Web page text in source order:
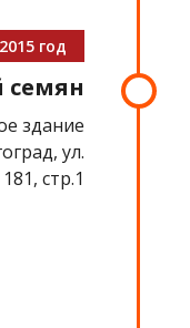
2015 год
семян
здание
ул.
стр.1